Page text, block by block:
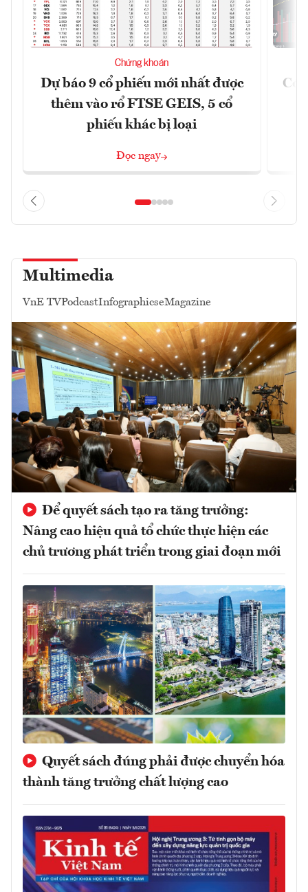
Chứng khoán
Dự báo 9 cổ phiếu mới nhất được
thêm vào rổ FTSE GEIS, 5 cổ
phiếu khác bị loại
Đọc ngay
Có
Multimedia
VnE TVPodcastInfographicseMagazine
Để quyết sách tạo ra tăng trưởng:
Nâng cao hiệu quả tổ chức thực hiện các
chủ trương phát triển trong giai đoạn mới
Quyết sách đúng phải được chuyển hóa
thành tăng trưởng chất lượng cao